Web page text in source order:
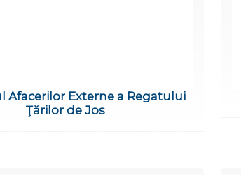
Afacerilor Externe a Regatului
Ţărilor de Jos